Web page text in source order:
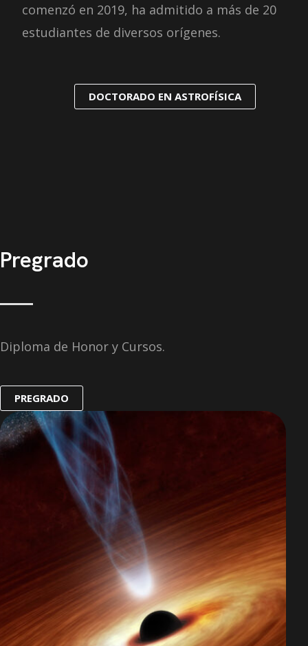
comenzó en 2019, ha admitido a más de 20
estudiantes de diversos orígenes.
DOCTORADO EN ASTROFÍSICA
Pregrado
Diploma de Honor y Cursos.
PREGRADO